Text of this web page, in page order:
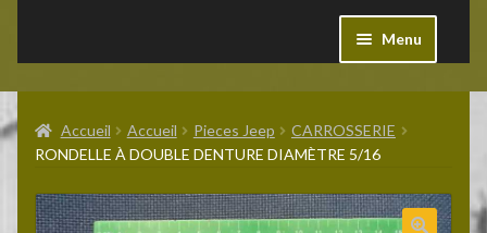
Menu
menu
le
menu
Accueil Accueil Pieces Jeep
CARROSSERIE
RONDELLE À DOUBLE DENTURE DIAMÈTRE 5/16